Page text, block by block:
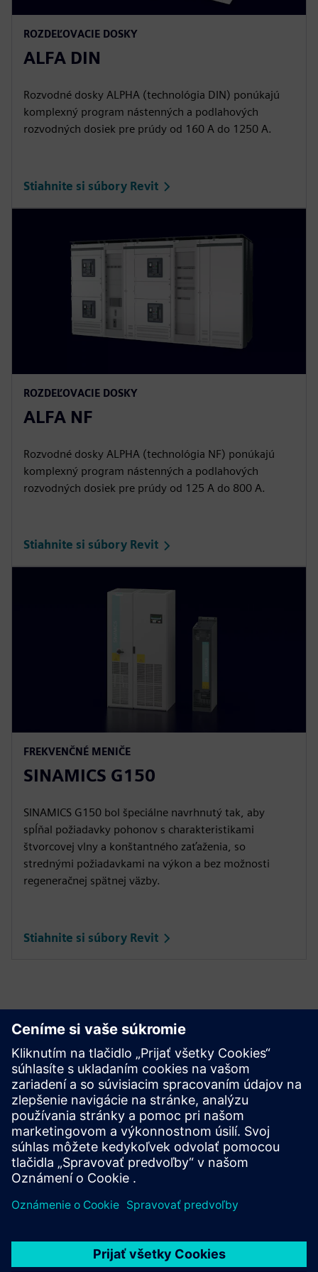
ROZDEĽOVACIE DOSKY
ALFA DIN
Rozvodné dosky ALPHA (technológia DIN) ponúkajú
komplexný program nástenných a podlahových
rozvodných dosiek pre prúdy od 160 A do 1250 A.
Stiahnite si súbory Revit
ROZDEĽOVACIE DOSKY
ALFA NF
Rozvodné dosky ALPHA (technológia NF) ponúkajú
komplexný program nástenných a podlahových
rozvodných dosiek pre prúdy od 125 A do 800 A.
Stiahnite si súbory Revit
FREKVENČNÉ MENIČE
SINAMICS G150
SINAMICS G150 bol špeciálne navrhnutý tak, aby
spĺňal požiadavky pohonov s charakteristikami
štvorcovej vlny a konštantného zaťaženia, so
strednými požiadavkami na výkon a bez možnosti
regeneračnej spätnej väzby.
Stiahnite si súbory Revit
Začnite
Kontaktujte nás